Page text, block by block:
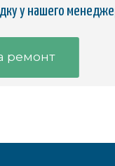
у нашего
ремонт